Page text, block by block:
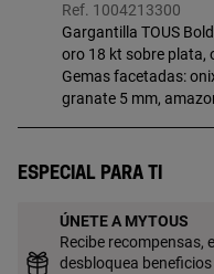
Ref. 1004213300
Gargantilla TOUS
oro 18 kt sobre plata,
Gemas facetadas:
granate 5 mm,
Longitud total: 42 cm.
con baño de oro de
de espesor. Esta
mayor durabilidad de
Especial para ti
ÚNETE A MYTOUS
Recibe recompensas,
desbloquea